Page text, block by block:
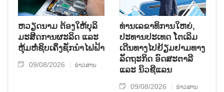
ຫວຽດນາມ ຕ້ອງໃຫ້ບຸລິ
ມະສິດການຜະລິດ ແລະ
ຫຸ້ມຫໍ່ຊິບເຄິ່ງຊັກນຳໄຟຟ້າ
09/08/2026 ຂ່າວສານ
ທ່ານເລຂາທິການໃຫຍ່,
ປະທານປະເທດ ໂຕເລິມ
ເດີນທາງໄປຢ້ຽມຢາມທາງ
ລັດຖະກິດ ອົດສະຕາລີ
ແລະ ນິວຊີແລນ
09/08/2026 ຂ່າວສານ